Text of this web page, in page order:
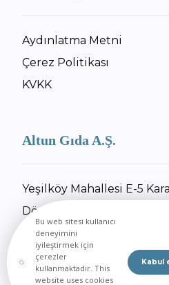
Aydınlatma Metni
Çerez Politikası
KVKK
Altun Gıda A.Ş.
Yeşilköy Mahallesi E-5
Dörtyol / Hatay
+90 326 734 27 55
+90 326 734 30 92
E-Posta Gönder
Bu web sitesi kullanıcı
deneyimini
iyileştirmek için
çerezler
kullanmaktadır. This
website uses cookies
Kabul